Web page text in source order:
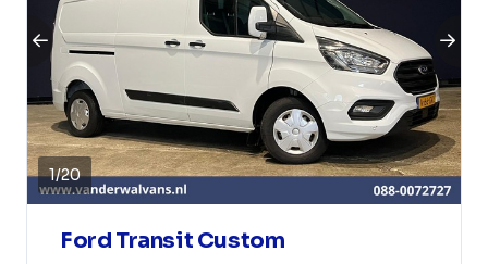
1/20
Ford Transit Custom